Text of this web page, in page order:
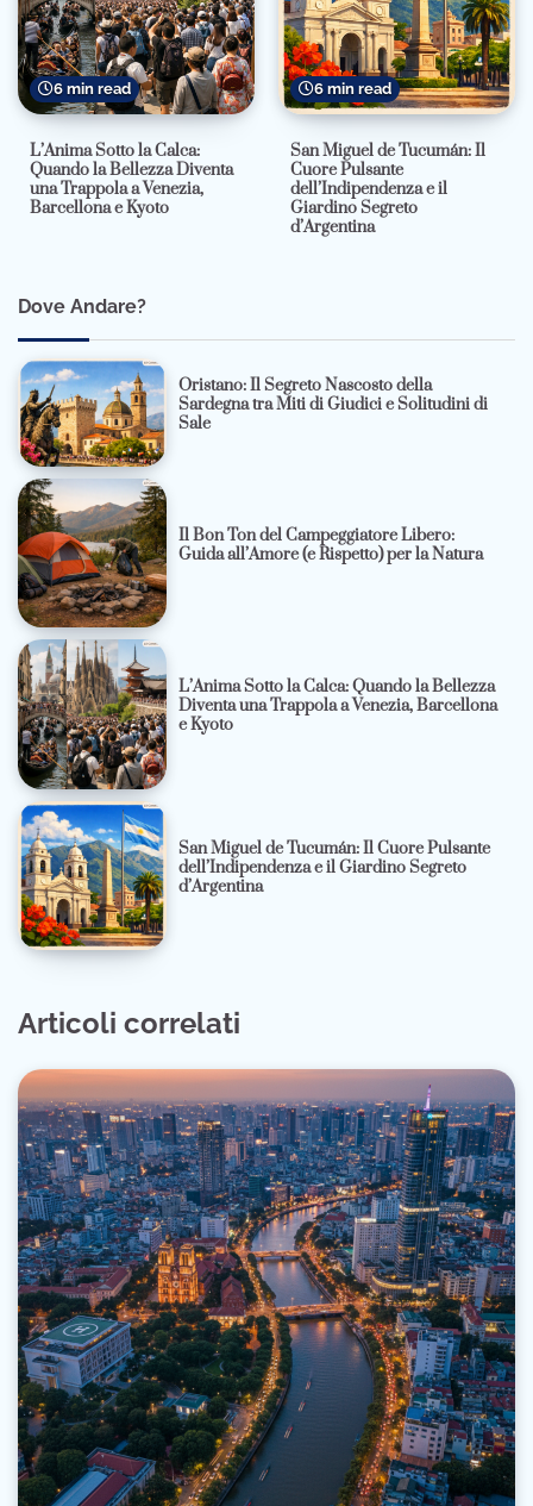
6 min read
L’Anima Sotto la Calca:
Quando la Bellezza Diventa
una Trappola a Venezia,
Barcellona e Kyoto
6 min read
San Miguel de Tucumán: Il
Cuore Pulsante
dell’Indipendenza e il
Giardino Segreto
d’Argentina
Dove Andare?
Oristano: Il Segreto Nascosto della
Sardegna tra Miti di Giudici e Solitudini di
Sale
Il Bon Ton del Campeggiatore Libero:
Guida all’Amore (e Rispetto) per la Natura
L’Anima Sotto la Calca: Quando la Bellezza
Diventa una Trappola a Venezia, Barcellona
e Kyoto
San Miguel de Tucumán: Il Cuore Pulsante
dell’Indipendenza e il Giardino Segreto
d’Argentina
Articoli correlati